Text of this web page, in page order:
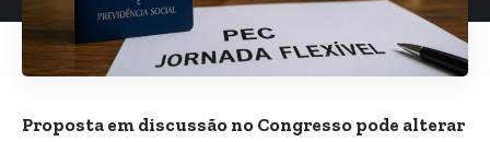
Proposta em discussão no Congresso pode alterar